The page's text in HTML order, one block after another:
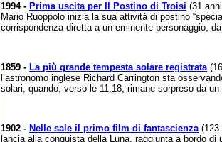
1994 - Prima uscita per Il Postino di Troisi (31
Mario Ruoppolo inizia la sua attività di postino
corrispondenza diretta a un eminente personaggio,
1859 - La più grande tempesta solare registrata
l’astronomo inglese Richard Carrington sta
solari, quando, verso le 11,18, rimane sorpreso da
1902 - Nelle sale il primo film di fantascienza(123
lancia alla conquista della Luna, raggiunta a bordo